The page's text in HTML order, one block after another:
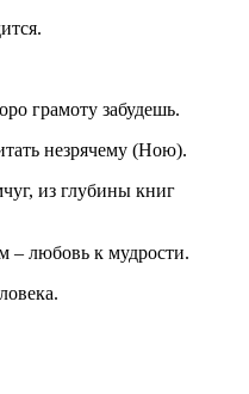
грамоту забудешь.
незрячему (Ною).
из глубины книг
– любовь к мудрости.